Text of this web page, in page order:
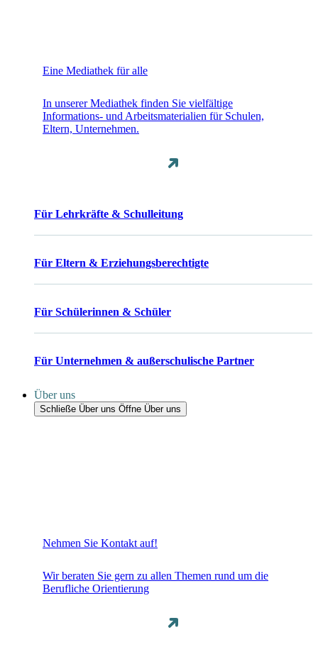
Eine Mediathek für alle
In unserer Mediathek finden Sie vielfältige
Informations- und Arbeitsmaterialien für Schulen,
Eltern, Unternehmen.
Für Lehrkräfte & Schulleitung
Für Eltern & Erziehungsberechtigte
Für Schülerinnen & Schüler
Für Unternehmen & außerschulische Partner
Über uns
Schließe Über uns Öffne Über uns
Nehmen Sie Kontakt auf!
Wir beraten Sie gern zu allen Themen rund um die
Berufliche Orientierung